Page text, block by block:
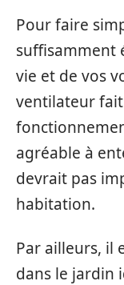
Pour faire
suffisamment
vie et de vos
ventilateur
agréable à
devrait pas
habitation.
Par ailleurs, il
dans le jardin